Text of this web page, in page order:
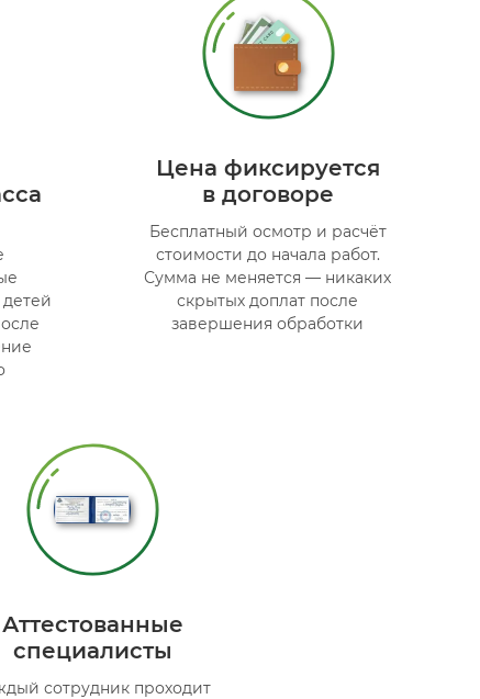
Цена фиксируется
в договоре
Бесплатный осмотр и расчёт
стоимости до начала работ.
Сумма не меняется — никаких
скрытых доплат после
завершения обработки
Аттестованные
специалисты
сотрудник проходит